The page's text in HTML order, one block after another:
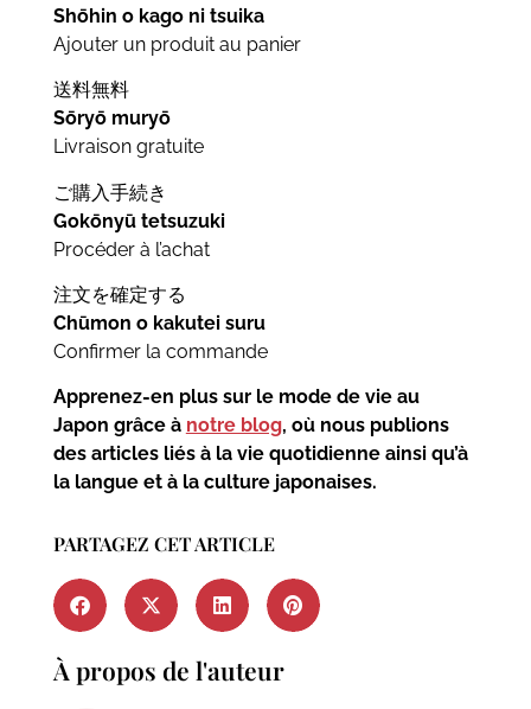
Shōhin o kago ni tsuika
Ajouter un produit au panier
送料無料
Sōryō muryō
Livraison gratuite
ご購入手続き
Gokōnyū tetsuzuki
Procéder à l’achat
注文を確定する
Chūmon o kakutei suru
Confirmer la commande
Apprenez-en plus sur le mode de vie au
Japon grâce à notre blog, où nous publions
des articles liés à la vie quotidienne ainsi qu’à
la langue et à la culture japonaises.
PARTAGEZ CET ARTICLE
À propos de l'auteur